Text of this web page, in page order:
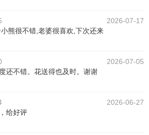
2026-07-17
熊很不错,老婆很喜欢,下次还来
2026-07-05
还不错。花送得也及时。谢谢
2026-06-27
给好评